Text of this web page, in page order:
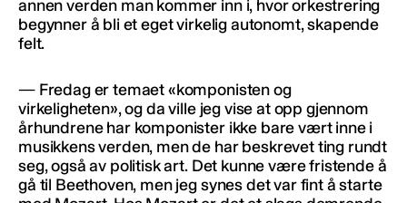
annen verden man kommer inn i, hvor orkestrering
begynner å bli et eget virkelig autonomt, skapende
felt.
— Fredag er temaet «komponisten og
virkeligheten», og da ville jeg vise at opp gjennom
århundrene har komponister ikke bare vært inne i
musikkens verden, men de har beskrevet ting rundt
seg, også av politisk art. Det kunne være fristende å
gå til Beethoven, men jeg synes det var fint å starte